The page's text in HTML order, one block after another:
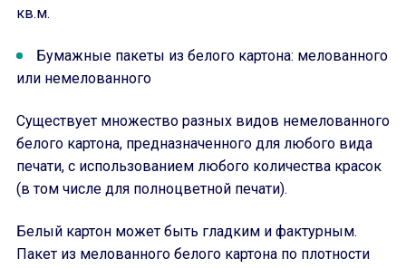
кв.м.
Бумажные пакеты из белого картона: мелованного
или немелованного
Существует множество разных видов немелованного
белого картона, предназначенного для любого вида
печати, с использованием любого количества красок
(в том числе для полноцветной печати).
Белый картон может быть гладким и фактурным.
Пакет из мелованного белого картона по плотности